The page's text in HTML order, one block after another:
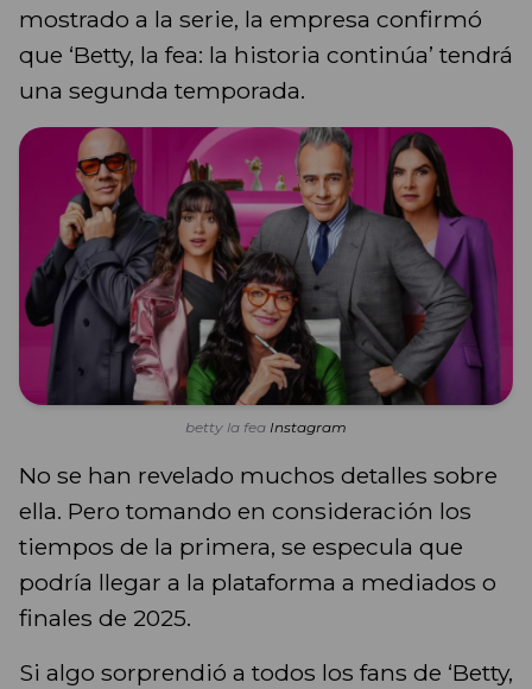
mostrado a la serie, la empresa confirmó
que ‘Betty, la fea: la historia continúa’ tendrá
una segunda temporada.
betty la fea Instagram
No se han revelado muchos detalles sobre
ella. Pero tomando en consideración los
tiempos de la primera, se especula que
podría llegar a la plataforma a mediados o
finales de 2025.
Si algo sorprendió a todos los fans de ‘Betty,